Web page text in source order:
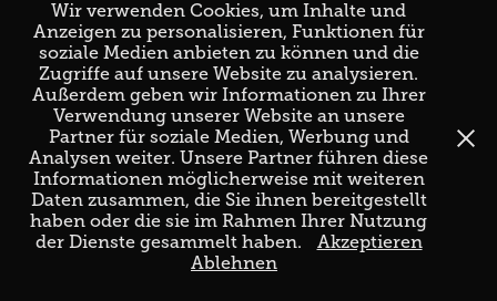
Wir verwenden Cookies, um Inhalte und
Anzeigen zu personalisieren, Funktionen für
soziale Medien anbieten zu können und die
Zugriffe auf unsere Website zu analysieren.
Außerdem geben wir Informationen zu Ihrer
Verwendung unserer Website an unsere
Partner für soziale Medien, Werbung und
Analysen weiter. Unsere Partner führen diese
Informationen möglicherweise mit weiteren
Daten zusammen, die Sie ihnen bereitgestellt
haben oder die sie im Rahmen Ihrer Nutzung
der Dienste gesammelt haben.
Akzeptieren
Ablehnen